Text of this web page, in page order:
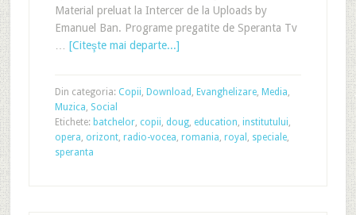
Material preluat la Intercer de la Uploads by
Emanuel Ban. Programe pregatite de Speranta Tv
[Citeşte mai departe...]
Din categoria: Copii, Download , Evanghelizare, Media,
Muzica, Social
Etichete: batchelor, copii, doug, education, institutului,
opera, orizont, radio-vocea, romania, royal , speciale,
speranta